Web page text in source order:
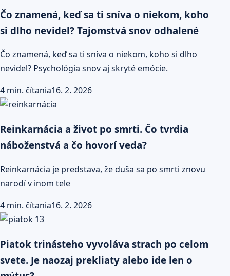
Čo znamená, keď sa ti sníva o niekom, koho
si dlho nevidel? Tajomstvá snov odhalené
Čo znamená, keď sa ti sníva o niekom, koho si dlho
nevidel? Psychológia snov aj skryté emócie.
4 min. čítania16. 2. 2026
Reinkarnácia a život po smrti. Čo tvrdia
náboženstvá a čo hovorí veda?
Reinkarnácia je predstava, že duša sa po smrti znovu
narodí v inom tele
4 min. čítania16. 2. 2026
Piatok trinásteho vyvoláva strach po celom
svete. Je naozaj prekliaty alebo ide len o